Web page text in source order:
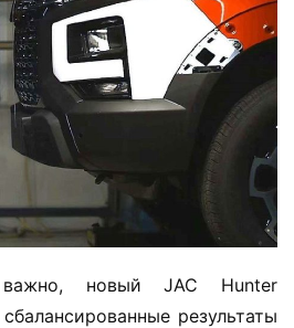
новый JAC Hunter
результаты